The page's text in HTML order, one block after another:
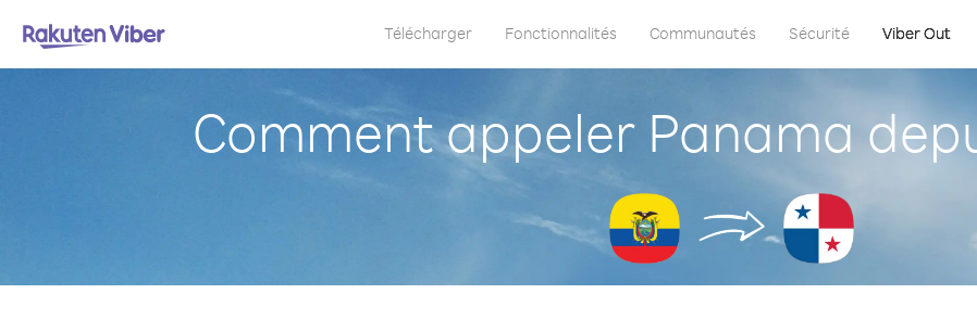
Télécharger Fonctionnalités Communautés Sécurité Viber Out
Comment appeler Panama